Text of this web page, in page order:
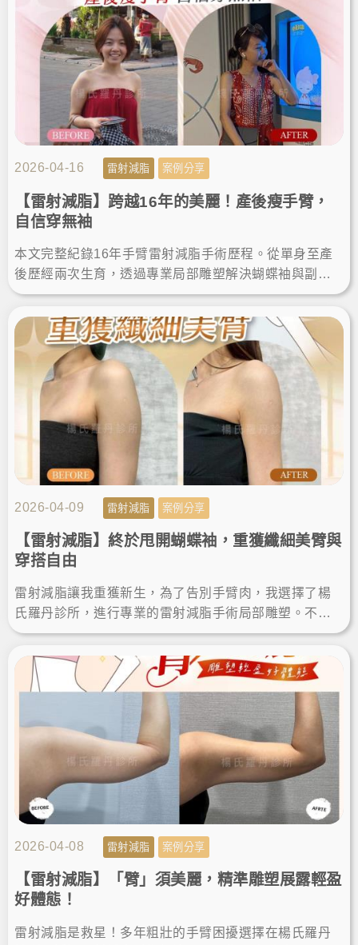
2026-04-16 雷射減脂 案例分享
【雷射減脂】跨越16年的美麗！產後瘦手臂，
自信穿無袖
本文完整紀錄16年手臂雷射減脂手術歷程。從單身至產
後歷經兩次生育，透過專業局部雕塑解決蝴蝶袖與副
乳。分享術後維持纖細體態的關鍵，給追求安全、有感
瘦手臂的人參考。
2026-04-09 雷射減脂 案例分享
【雷射減脂】終於甩開蝴蝶袖，重獲纖細美臂與
穿搭自由
雷射減脂讓我重獲新生，為了告別手臂肉，我選擇了楊
氏羅丹診所，進行專業的雷射減脂手術局部雕塑。不僅
成功瘦手臂，術後的減脂成果也讓我滿意，終於能自信
穿上無袖上衣！
2026-04-08 雷射減脂 案例分享
【雷射減脂】「臂」須美麗，精準雕塑展露輕盈
好體態！
雷射減脂是救星！多年粗壯的手臂困擾選擇在楊氏羅丹